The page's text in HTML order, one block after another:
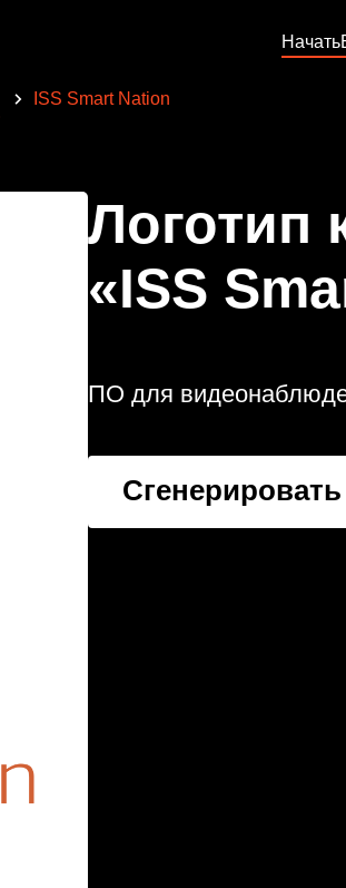
Начать
ISS Smart Nation
Логотип
«ISS
ПО для